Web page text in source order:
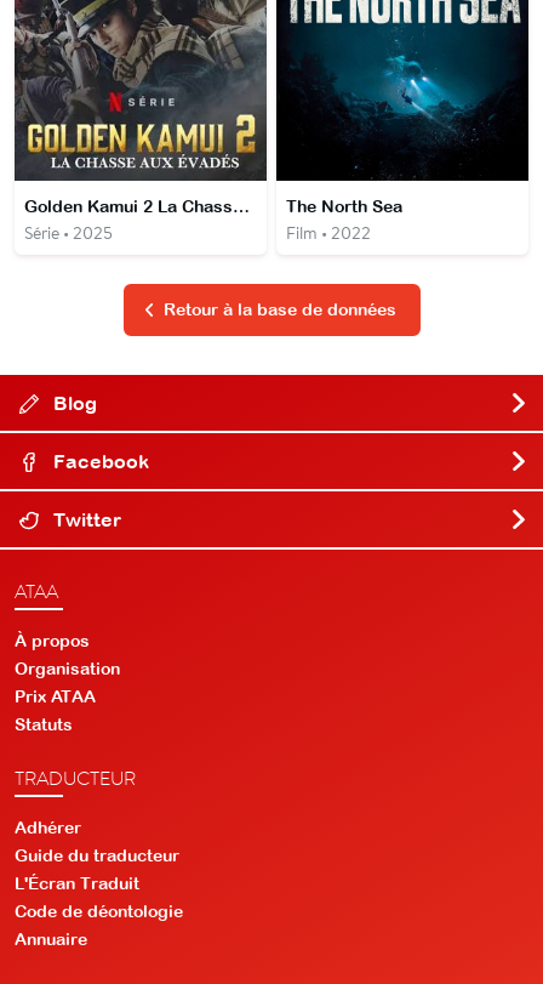
Golden Kamui 2 La Chasse aux évadés
Série • 2025
The North Sea
Film • 2022
Retour à la base de données
Blog
Facebook
Twitter
ATAA
À propos
Organisation
Prix ATAA
Statuts
TRADUCTEUR
Adhérer
Guide du traducteur
L'Écran Traduit
Code de déontologie
Annuaire